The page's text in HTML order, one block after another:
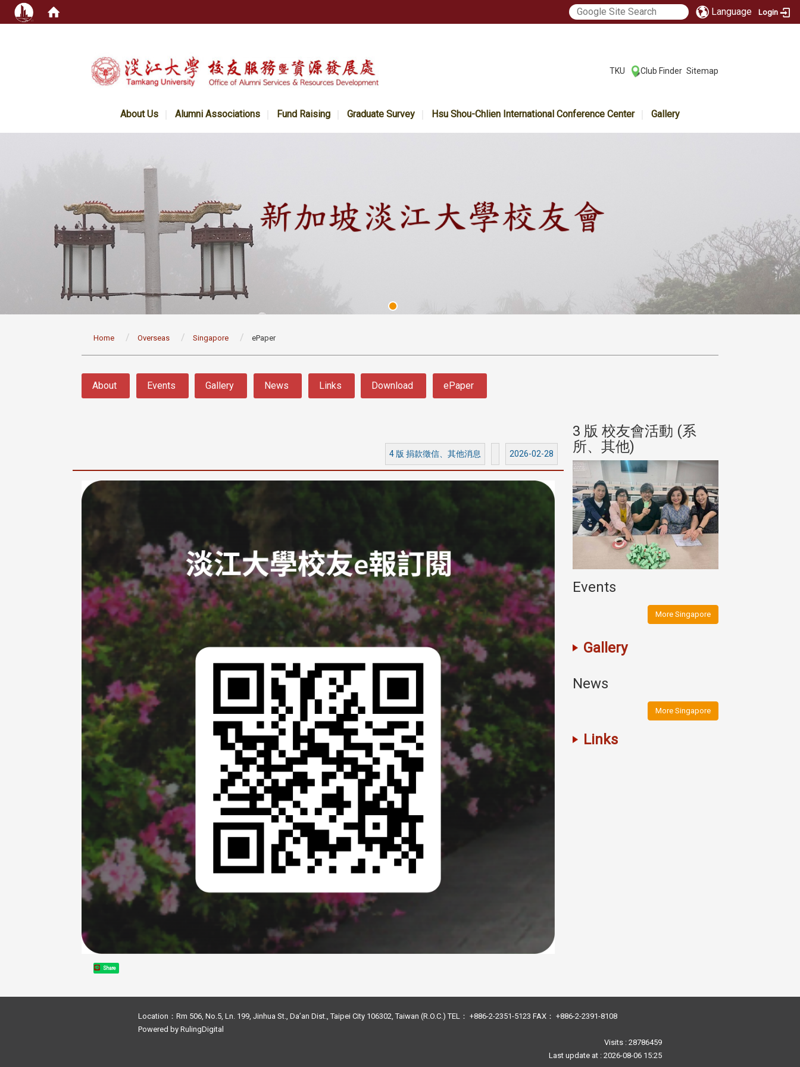
Language Login
TKU Club Finder Sitemap
About Us Alumni Associations Fund Raising Graduate Survey Hsu Shou-Chlien International Conference Center Gallery
Home Overseas Singapore ePaper
About Events Gallery News Links Download ePaper
4 版 捐款徵信、其他消息 2026-02-28
Share
所、其他)
3 版 校友會活動 (系
所、其他)
Events
More Singapore
Gallery
News
More Singapore
Links
Location：Rm 506, No.5, Ln. 199, Jinhua St., Da’an Dist., Taipei City 106302, Taiwan (R.O.C.) TEL： +886-2-2351-5123 FAX： +886-2-2391-8108
Powered by RulingDigital
Visits : 28786459
Last update at : 2026-08-06 15:25